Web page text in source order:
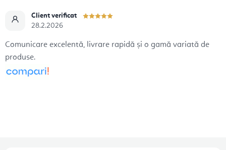
Client verificat
28.2.2026
Comunicare excelentă, livrare rapidă și o gamă variată de
produse.